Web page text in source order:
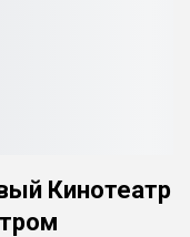
Кинотеатр